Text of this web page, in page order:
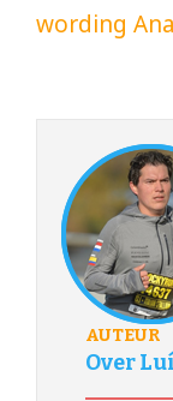
wording
AUTEUR
Over